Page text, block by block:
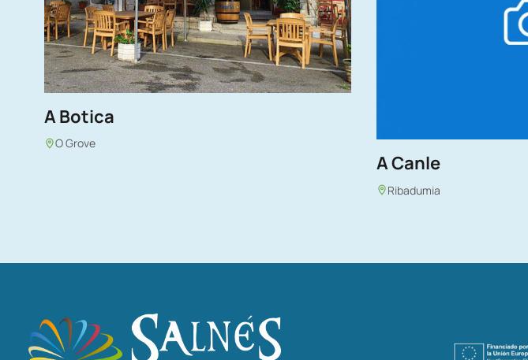
A Botica
O Grove
A Canle
Ribadumia